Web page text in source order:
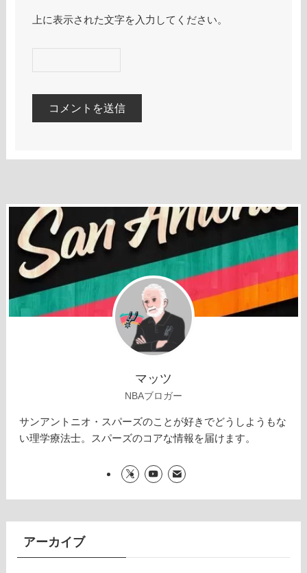
上に表示された文字を入力してください。
マッツ
NBAブロガー
サンアントニオ・スパーズのことが好きでどうしようもな
い理学療法士。スパーズのコアな情報を届けます。
アーカイブ